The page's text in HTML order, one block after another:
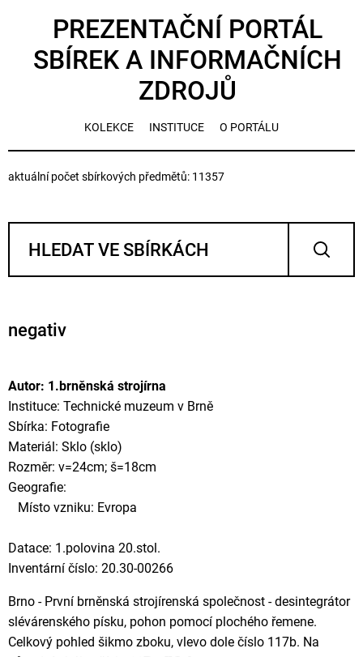
PREZENTAČNÍ PORTÁL
SBÍREK A INFORMAČNÍCH
ZDROJŮ
KOLEKCE INSTITUCE O PORTÁLU
aktuální počet sbírkových předmětů: 11357
negativ
Autor: 1.brněnská strojírna
Instituce: Technické muzeum v Brně
Sbírka: Fotografie
Materiál: Sklo (sklo)
Rozměr: v=24cm; š=18cm
Geografie:
Místo vzniku: Evropa
Datace: 1.polovina 20.stol.
Inventární číslo: 20.30-00266
Brno - První brněnská strojírenská společnost - desintegrátor
slévárenského písku, pohon pomocí plochého řemene.
Celkový pohled šikmo zboku, vlevo dole číslo 117b. Na